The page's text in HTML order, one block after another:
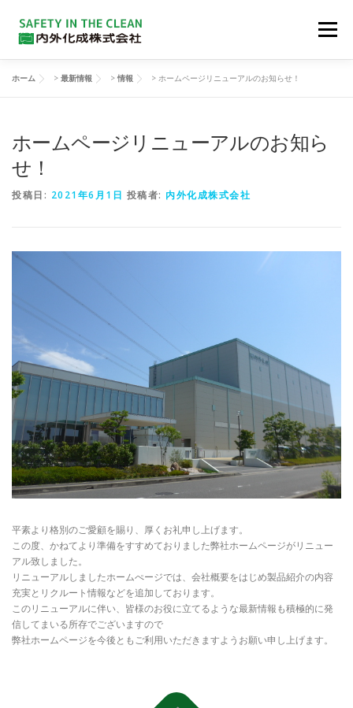
メニュー
ダウンロード リクルート お問い合わせ
ホーム > 最新情報 > 情報 > ホームページリニューアルのお知らせ！
ホームページリニューアルのお知ら
せ！
投稿日: 2021年6月1日 投稿者: 内外化成株式会社
平素より格別のご愛顧を賜り、厚くお礼申し上げます。
この度、かねてより準備をすすめておりました弊社ホームページがリニュー
アル致しました。
リニューアルしましたホームぺージでは、会社概要をはじめ製品紹介の内容
充実とリクルート情報などを追加しております。
このリニューアルに伴い、皆様のお役に立てるような最新情報も積極的に発
信してまいる所存でございますので
弊社ホームページを今後ともご利用いただきますようお願い申し上げます。